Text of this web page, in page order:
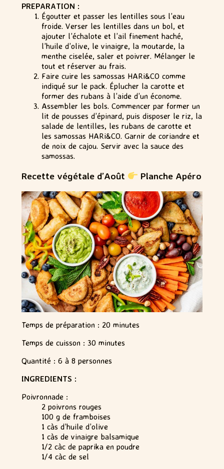
PREPARATION :
Égoutter et passer les lentilles sous l’eau
froide. Verser les lentilles dans un bol, et
ajouter l’échalote et l’ail finement haché,
l’huile d’olive, le vinaigre, la moutarde, la
menthe ciselée, saler et poivrer. Mélanger le
tout et réserver au frais.
Faire cuire les samossas HARi&CO comme
indiqué sur le pack. Éplucher la carotte et
former des rubans à l’aide d’un économe.
Assembler les bols. Commencer par former un
lit de pousses d’épinard, puis disposer le riz, la
salade de lentilles, les rubans de carotte et
les samossas HARi&CO. Garnir de coriandre et
de noix de cajou. Servir avec la sauce des
samossas.
Recette végétale d’Août Planche Apéro
Temps de préparation : 20 minutes
Temps de cuisson : 30 minutes
Quantité : 6 à 8 personnes
INGREDIENTS :
Poivronnade :
2 poivrons rouges
100 g de framboises
1 càs d’huile d’olive
1 càs de vinaigre balsamique
1/2 càc de paprika en poudre
1/4 càc de sel